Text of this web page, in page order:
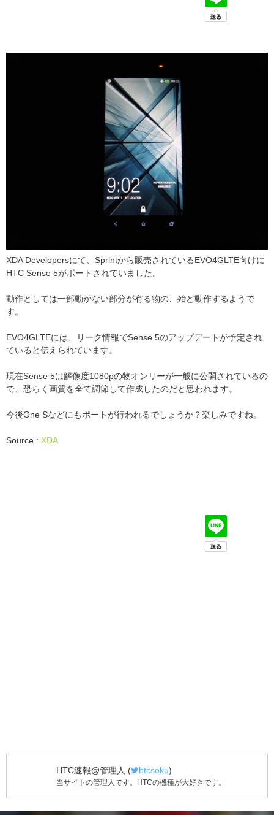
XDA Developersにて、Sprintから販売されているEVO4GLTE向けに
HTC Sense 5がポートされていました。
動作としては一部動かない部分が有る物の、殆ど動作するようで
す。
EVO4GLTEには、リーク情報でSense 5のアップデートが予定され
ていると伝えられています。
現在Sense 5は解像度1080pの物オンリーが一般に公開されているの
で、恐らく画質を全て調節して作成したのだと思われます。
今後One Sなどにもポートが行われるでしょうか？楽しみですね。
Source : XDA
HTC速報@管理人 ( htcsoku)
当サイトの管理人です。HTCの機種が大好きです。